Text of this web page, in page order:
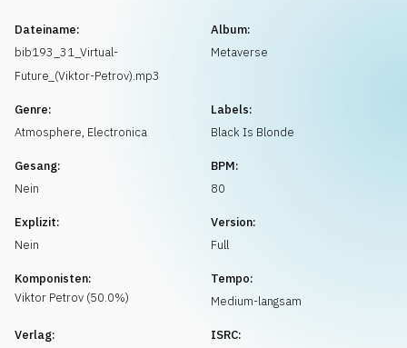
Dateiname:
bib193_31_Virtual-
Future_(Viktor-Petrov).mp3
Album:
Metaverse
Genre:
Atmosphere, Electronica
Labels:
Black Is Blonde
Gesang:
Nein
BPM:
80
Explizit:
Nein
Version:
Full
Komponisten:
Viktor Petrov (50.0%)
Tempo:
Medium-langsam
Verlag:
ISRC: